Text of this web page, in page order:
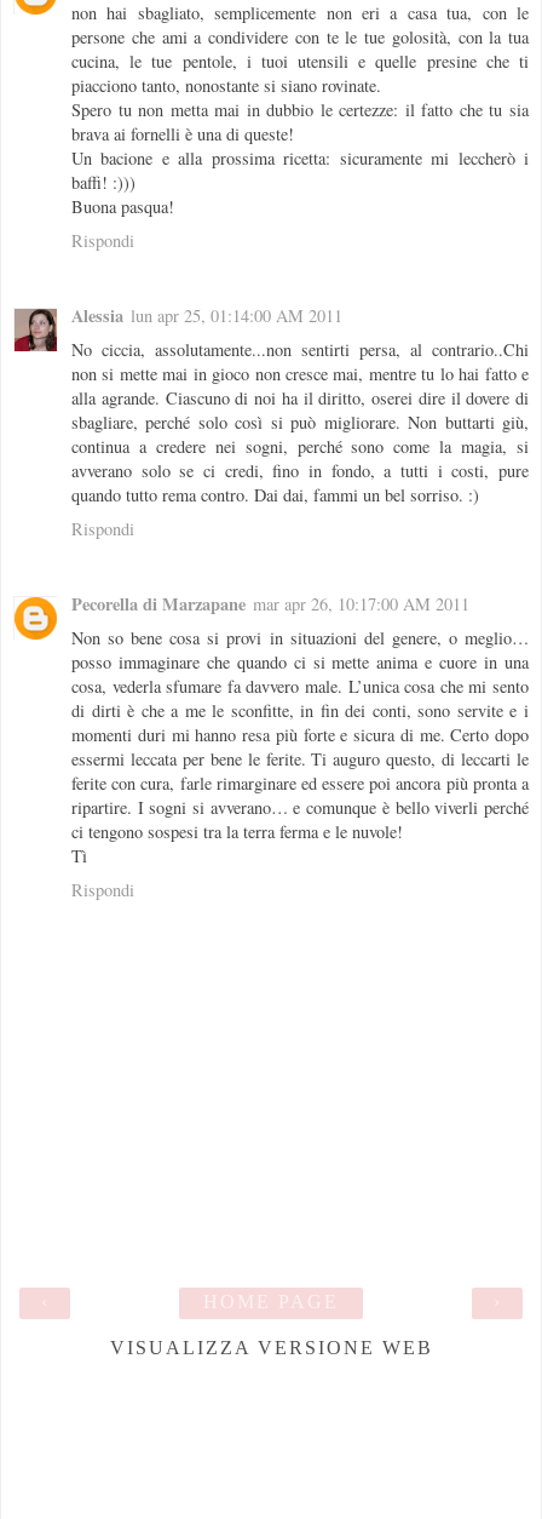
non hai sbagliato, semplicemente non eri a casa tua, con le
persone che ami a condividere con te le tue golosità, con la tua
cucina, le tue pentole, i tuoi utensili e quelle presine che ti
piacciono tanto, nonostante si siano rovinate.
Spero tu non metta mai in dubbio le certezze: il fatto che tu sia
brava ai fornelli è una di queste!
Un bacione e alla prossima ricetta: sicuramente mi leccherò i
baffi! :)))
Buona pasqua!
Rispondi
Alessia lun apr 25, 01:14:00 AM 2011
No ciccia, assolutamente...non sentirti persa, al contrario..Chi
non si mette mai in gioco non cresce mai, mentre tu lo hai fatto e
alla agrande. Ciascuno di noi ha il diritto, oserei dire il dovere di
sbagliare, perché solo così si può migliorare. Non buttarti giù,
continua a credere nei sogni, perché sono come la magia, si
avverano solo se ci credi, fino in fondo, a tutti i costi, pure
quando tutto rema contro. Dai dai, fammi un bel sorriso. :)
Rispondi
Pecorella di Marzapane mar apr 26, 10:17:00 AM 2011
Non so bene cosa si provi in situazioni del genere, o meglio…
posso immaginare che quando ci si mette anima e cuore in una
cosa, vederla sfumare fa davvero male. L’unica cosa che mi sento
di dirti è che a me le sconfitte, in fin dei conti, sono servite e i
momenti duri mi hanno resa più forte e sicura di me. Certo dopo
essermi leccata per bene le ferite. Ti auguro questo, di leccarti le
ferite con cura, farle rimarginare ed essere poi ancora più pronta a
ripartire. I sogni si avverano… e comunque è bello viverli perché
ci tengono sospesi tra la terra ferma e le nuvole!
Tì
Rispondi
›
HOME PAGE
VISUALIZZA VERSIONE WEB